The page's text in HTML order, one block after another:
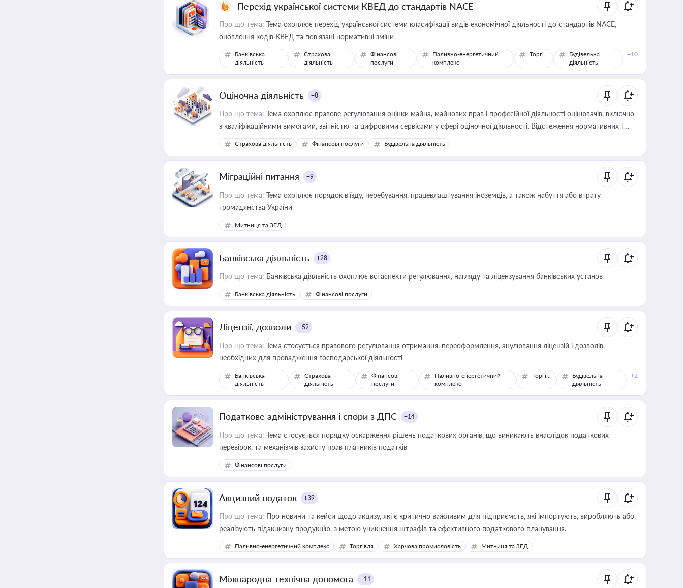
Перехід української системи КВЕД до стандартів NACE
Про що тема: Тема охоплює перехід української системи класифікації видів економічної діяльності до стандартів NACE,
оновлення кодів КВЕД та пов'язані нормативні зміни
Банківська
діяльність
Страхова
діяльність
Фінансові
послуги
Паливно-енергетичний
комплекс
Торгівля
Будівельна
діяльність
+10
Оціночна діяльність +8
Про що тема: Тема охоплює правове регулювання оцінки майна, майнових прав і професійної діяльності оцінювачів, включно
з кваліфікаційними вимогами, звітністю та цифровими сервісами у сфері оціночної діяльності. Відстеження нормативних і
медійних змін у цій сфері корисне для власника бізнесу, керівника, юриста або бухгалтера під час оподаткування,
приватизації, оренди державного майна, корпоративних угод і перевірки статусу суб'єктів оціночної діяльності
Страхова діяльність Фінансові послуги Будівельна діяльність
Міграційні питання +9
Про що тема: Тема охоплює порядок в’їзду, перебування, працевлаштування іноземців, а також набуття або втрату
громадянства України
Митниця та ЗЕД
Банківська діяльність +28
Про що тема: Банківська діяльність охоплює всі аспекти регулювання, нагляду та ліцензування банківських установ
Банківська діяльність Фінансові послуги
Ліцензії, дозволи +52
Про що тема: Тема стосується правового регулювання отримання, переоформлення, анулювання ліцензій і дозволів,
необхідних для провадження господарської діяльності
Банківська
діяльність
Страхова
діяльність
Фінансові
послуги
Паливно-енергетичний
комплекс
Торгівля
Будівельна
діяльність
+2
Податкове адміністрування і спори з ДПС +14
Про що тема: Тема стосується порядку оскарження рішень податкових органів, що виникають внаслідок податкових
перевірок, та механізмів захисту прав платників податків
Фінансові послуги
Акцизний податок +39
Про що тема: Про новини та кейси щодо акцизу, які є критично важливим для підприємств, які імпортують, виробляють або
реалізують підакцизну продукцію, з метою уникнення штрафів та ефективного податкового планування.
Паливно-енергетичний комплекс Торгівля Харчова промисловість Митниця та ЗЕД
Міжнародна технічна допомога +11